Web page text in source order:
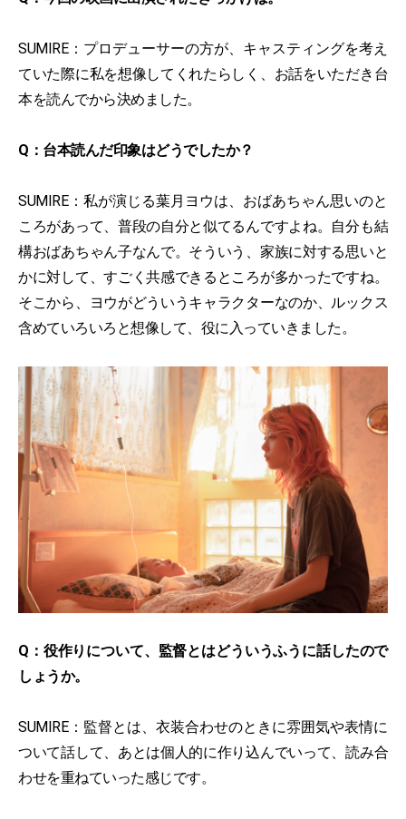
SUMIRE：プロデューサーの方が、キャスティングを考え
ていた際に私を想像してくれたらしく、お話をいただき台
本を読んでから決めました。
Q：台本読んだ印象はどうでしたか？
SUMIRE：私が演じる葉月ヨウは、おばあちゃん思いのと
ころがあって、普段の自分と似てるんですよね。自分も結
構おばあちゃん子なんで。そういう、家族に対する思いと
かに対して、すごく共感できるところが多かったですね。
そこから、ヨウがどういうキャラクターなのか、ルックス
含めていろいろと想像して、役に入っていきました。
Q：役作りについて、監督とはどういうふうに話したので
しょうか。
SUMIRE：監督とは、衣装合わせのときに雰囲気や表情に
ついて話して、あとは個人的に作り込んでいって、読み合
わせを重ねていった感じです。